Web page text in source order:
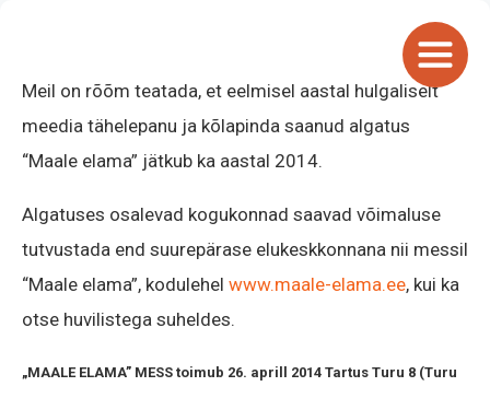
Meil on rõõm teatada, et eelmisel aastal hulgaliselt
meedia tähelepanu ja kõlapinda saanud algatus
“Maale elama” jätkub ka aastal 2014.
Algatuses osalevad kogukonnad saavad võimaluse
tutvustada end suurepärase elukeskkonnana nii messil
“Maale elama”, kodulehel www.maale-elama.ee, kui ka
otse huvilistega suheldes.
„MAALE ELAMA” MESS toimub 26. aprill 2014 Tartus Turu 8 (Turu